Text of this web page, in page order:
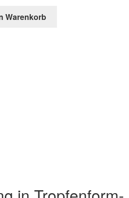
Warenkorb